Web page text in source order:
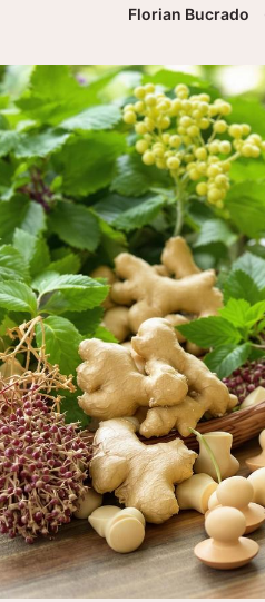
Florian Bucrado